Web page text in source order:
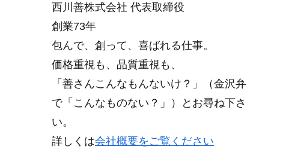
西川善株式会社 代表取締役
創業73年
包んで、創って、喜ばれる仕事。
価格重視も、品質重視も、
「善さんこんなもんないけ？」（金沢弁
で「こんなものない？」）とお尋ね下さ
い。
詳しくは会社概要をご覧ください